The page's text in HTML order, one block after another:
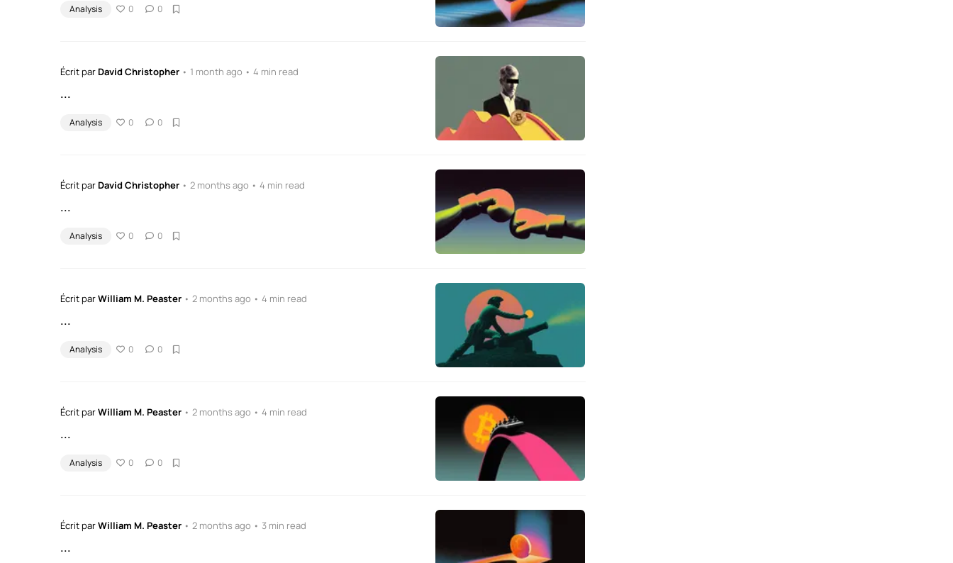
Analysis 0 0
Écrit parDavid Christopher • 1 month ago • 4 min read
...
Analysis 0 0
Écrit parDavid Christopher • 2 months ago • 4 min read
...
Analysis 0 0
Écrit parWilliam M. Peaster • 2 months ago • 4 min read
...
Analysis 0 0
Écrit parWilliam M. Peaster • 2 months ago • 4 min read
...
Analysis 0 0
Écrit parWilliam M. Peaster • 2 months ago • 3 min read
...